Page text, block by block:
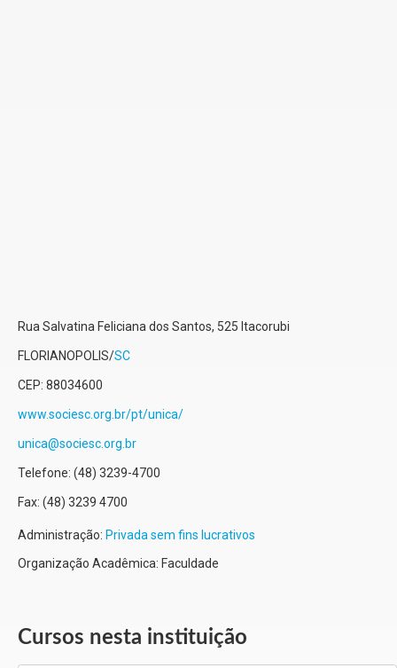
Rua Salvatina Feliciana dos Santos, 525 Itacorubi
FLORIANOPOLIS/SC
CEP: 88034600
www.sociesc.org.br/pt/unica/
unica@sociesc.org.br
Telefone: (48) 3239-4700
Fax: (48) 3239 4700
Administração: Privada sem fins lucrativos
Organização Acadêmica: Faculdade
Cursos nesta instituição